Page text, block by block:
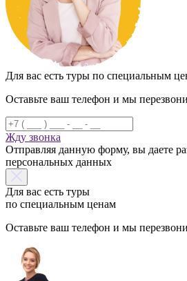
Для вас есть туры по специальным
Оставьте ваш телефон и мы
Жду звонка
Отправляя данную форму, вы даете
персональных данных
Для вас есть туры
по специальным ценам
Оставьте ваш телефон и мы